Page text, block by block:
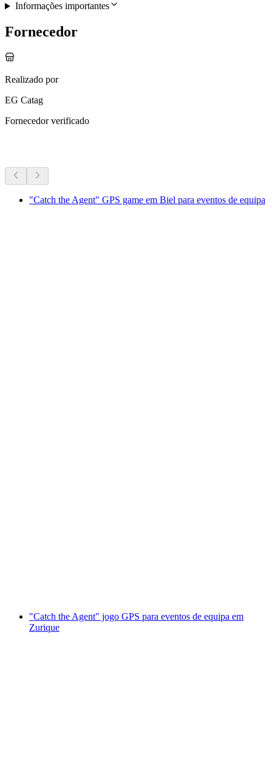
Informações importantes
Fornecedor
Realizado por
EG Catag
Fornecedor verificado
"Catch the Agent" GPS game em Biel para eventos de equipa
"Catch the Agent" jogo GPS para eventos de equipa em
Zurique